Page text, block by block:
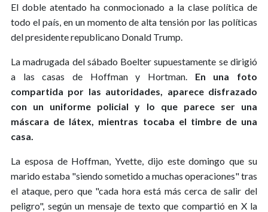
El doble atentado ha conmocionado a la clase política de
todo el país, en un momento de alta tensión por las políticas
del presidente republicano Donald Trump.
La madrugada del sábado Boelter supuestamente se dirigió
a las casas de Hoffman y Hortman. En una foto
compartida por las autoridades, aparece disfrazado
con un uniforme policial y lo que parece ser una
máscara de látex, mientras tocaba el timbre de una
casa.
La esposa de Hoffman, Yvette, dijo este domingo que su
marido estaba "siendo sometido a muchas operaciones" tras
el ataque, pero que "cada hora está más cerca de salir del
peligro", según un mensaje de texto que compartió en X la